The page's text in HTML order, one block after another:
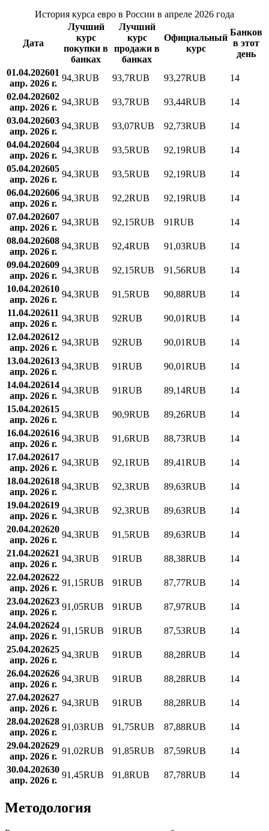
История курса евро в России в апреле 2026 года
Дата
Лучший
курс
покупки в
банках
Лучший
курс
продажи в
банках
Официальный
курс
Банков
в этот
день
01.04.202601
апр. 2026 г.
94,3RUB 93,7RUB 93,27RUB
14
02.04.202602
апр. 2026 г.
94,3RUB 93,7RUB 93,44RUB
14
03.04.202603
апр. 2026 г.
94,3RUB 93,07RUB 92,73RUB
14
04.04.202604
апр. 2026 г.
94,3RUB 93,5RUB 92,19RUB
14
05.04.202605
апр. 2026 г.
94,3RUB 93,5RUB 92,19RUB
14
06.04.202606
апр. 2026 г.
94,3RUB 92,2RUB 92,19RUB
14
07.04.202607
апр. 2026 г.
94,3RUB 92,15RUB 91RUB
14
08.04.202608
апр. 2026 г.
94,3RUB 92,4RUB 91,03RUB
14
09.04.202609
апр. 2026 г.
94,3RUB 92,15RUB 91,56RUB
14
10.04.202610
апр. 2026 г.
94,3RUB 91,5RUB 90,88RUB
14
11.04.202611
апр. 2026 г.
94,3RUB 92RUB 90,01RUB
14
12.04.202612
апр. 2026 г.
94,3RUB 92RUB 90,01RUB
14
13.04.202613
апр. 2026 г.
94,3RUB 91RUB 90,01RUB
14
14.04.202614
апр. 2026 г.
94,3RUB 91RUB 89,14RUB
14
15.04.202615
апр. 2026 г.
94,3RUB 90,9RUB 89,26RUB
14
16.04.202616
апр. 2026 г.
94,3RUB 91,6RUB 88,73RUB
14
17.04.202617
апр. 2026 г.
94,3RUB 92,1RUB 89,41RUB
14
18.04.202618
апр. 2026 г.
94,3RUB 92,3RUB 89,63RUB
14
19.04.202619
апр. 2026 г.
94,3RUB 92,3RUB 89,63RUB
14
20.04.202620
апр. 2026 г.
94,3RUB 91,5RUB 89,63RUB
14
21.04.202621
апр. 2026 г.
94,3RUB 91RUB 88,38RUB
14
22.04.202622
апр. 2026 г.
91,15RUB 91RUB 87,77RUB
14
23.04.202623
апр. 2026 г.
91,05RUB 91RUB 87,97RUB
14
24.04.202624
апр. 2026 г.
91,15RUB 91RUB 87,53RUB
14
25.04.202625
апр. 2026 г.
94,3RUB 91RUB 88,28RUB
14
26.04.202626
апр. 2026 г.
94,3RUB 91RUB 88,28RUB
14
27.04.202627
апр. 2026 г.
94,3RUB 91RUB 88,28RUB
14
28.04.202628
апр. 2026 г.
91,03RUB 91,75RUB 87,88RUB
14
29.04.202629
апр. 2026 г.
91,02RUB 91,85RUB 87,59RUB
14
30.04.202630
апр. 2026 г.
91,45RUB 91,8RUB 87,78RUB 14
Методология